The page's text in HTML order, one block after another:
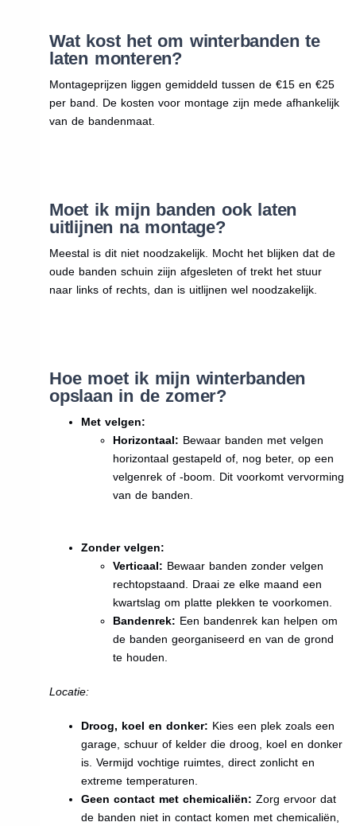
Wat kost het om winterbanden te
laten monteren?
Montageprijzen liggen gemiddeld tussen de €15 en €25
per band. De kosten voor montage zijn mede afhankelijk
van de bandenmaat.
Moet ik mijn banden ook laten
uitlijnen na montage?
Meestal is dit niet noodzakelijk. Mocht het blijken dat de
oude banden schuin ziijn afgesleten of trekt het stuur
naar links of rechts, dan is uitlijnen wel noodzakelijk.
Hoe moet ik mijn winterbanden
opslaan in de zomer?
Met velgen:
Horizontaal: Bewaar banden met velgen
horizontaal gestapeld of, nog beter, op een
velgenrek of -boom. Dit voorkomt vervorming
van de banden.
Zonder velgen:
Verticaal: Bewaar banden zonder velgen
rechtopstaand. Draai ze elke maand een
kwartslag om platte plekken te voorkomen.
Bandenrek: Een bandenrek kan helpen om
de banden georganiseerd en van de grond
te houden.
Locatie:
Droog, koel en donker: Kies een plek zoals een
garage, schuur of kelder die droog, koel en donker
is. Vermijd vochtige ruimtes, direct zonlicht en
extreme temperaturen.
Geen contact met chemicaliën: Zorg ervoor dat
de banden niet in contact komen met chemicaliën,